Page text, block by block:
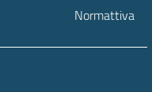
Normattiva